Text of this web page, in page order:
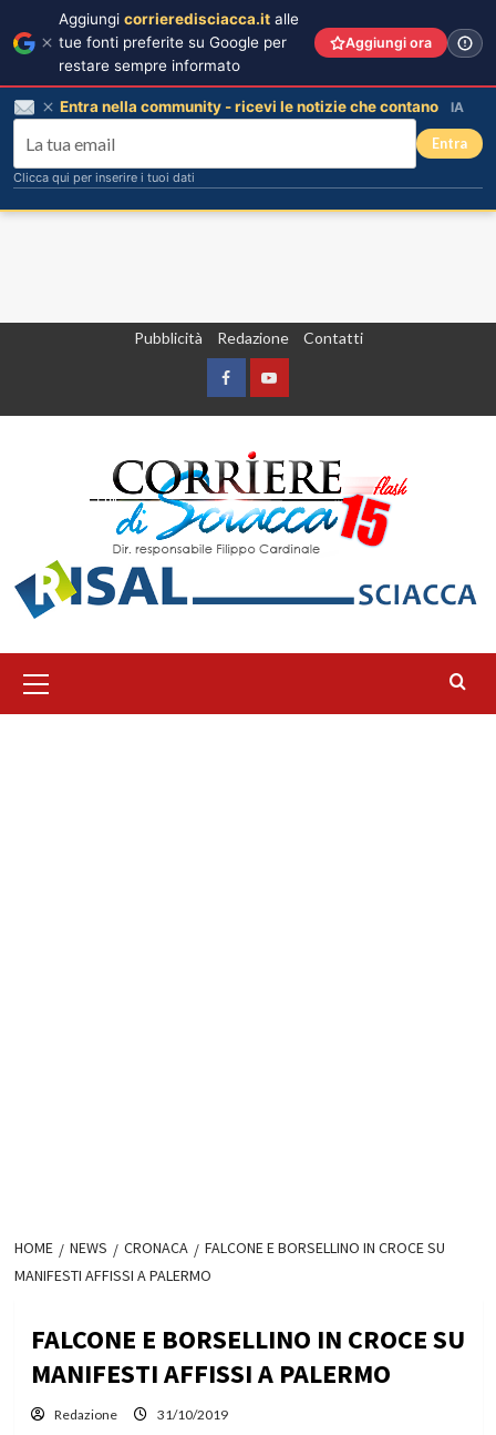
Pubblicità Redazione Contatti
FacebookYountube
principale
HOME NEWS CRONACA
FALCONE E BORSELLINO IN CROCE SU
MANIFESTI AFFISSI A PALERMO
FALCONE E BORSELLINO IN CROCE SU
MANIFESTI AFFISSI A PALERMO
Redazione 31/10/2019
Aggiungi corrieredisciacca.it alle
tue fonti preferite su Google per
restare sempre informato
Aggiungi ora
Entra nella community - ricevi le notizie che contano IA
Entra
Clicca qui per inserire i tuoi dati